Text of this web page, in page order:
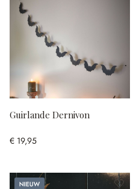
Guirlande Dernivon
€ 19,95
Nieuw